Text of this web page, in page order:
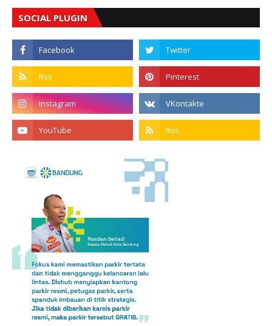
SOCIAL PLUGIN